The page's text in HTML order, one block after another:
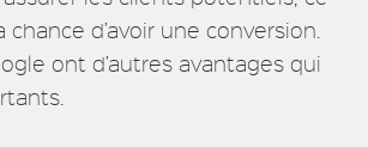
d’avoir une conversion.
ont d’autres avantages qui